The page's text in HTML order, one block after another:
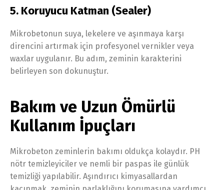
5. Koruyucu Katman (Sealer)
Mikrobetonun suya, lekelere ve aşınmaya karşı
direncini artırmak için profesyonel vernikler veya
waxlar uygulanır. Bu adım, zeminin karakterini
belirleyen son dokunuştur.
Bakım ve Uzun Ömürlü
Kullanım İpuçları
Mikrobeton zeminlerin bakımı oldukça kolaydır. PH
nötr temizleyiciler ve nemli bir paspas ile günlük
temizliği yapılabilir. Aşındırıcı kimyasallardan